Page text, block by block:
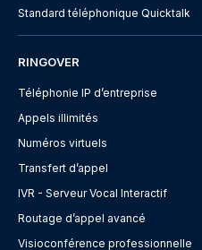
Standard téléphonique Quicktalk
RINGOVER
Téléphonie IP d’entreprise
Appels illimités
Numéros virtuels
Transfert d’appel
IVR - Serveur Vocal Interactif
Routage d’appel avancé
Visioconférence professionnelle